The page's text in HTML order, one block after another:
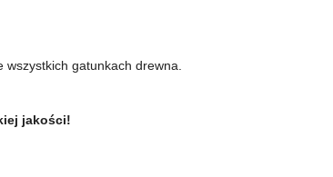
gatunkach drewna.
jakości!